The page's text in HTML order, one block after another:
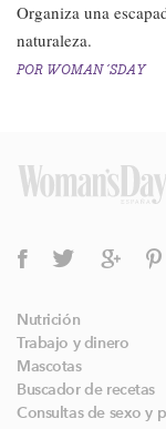
Organiza una
naturaleza.​
POR WOMAN´SDAY
Nutrición
Trabajo y dinero
Mascotas
Buscador de recetas
Consultas de sexo y